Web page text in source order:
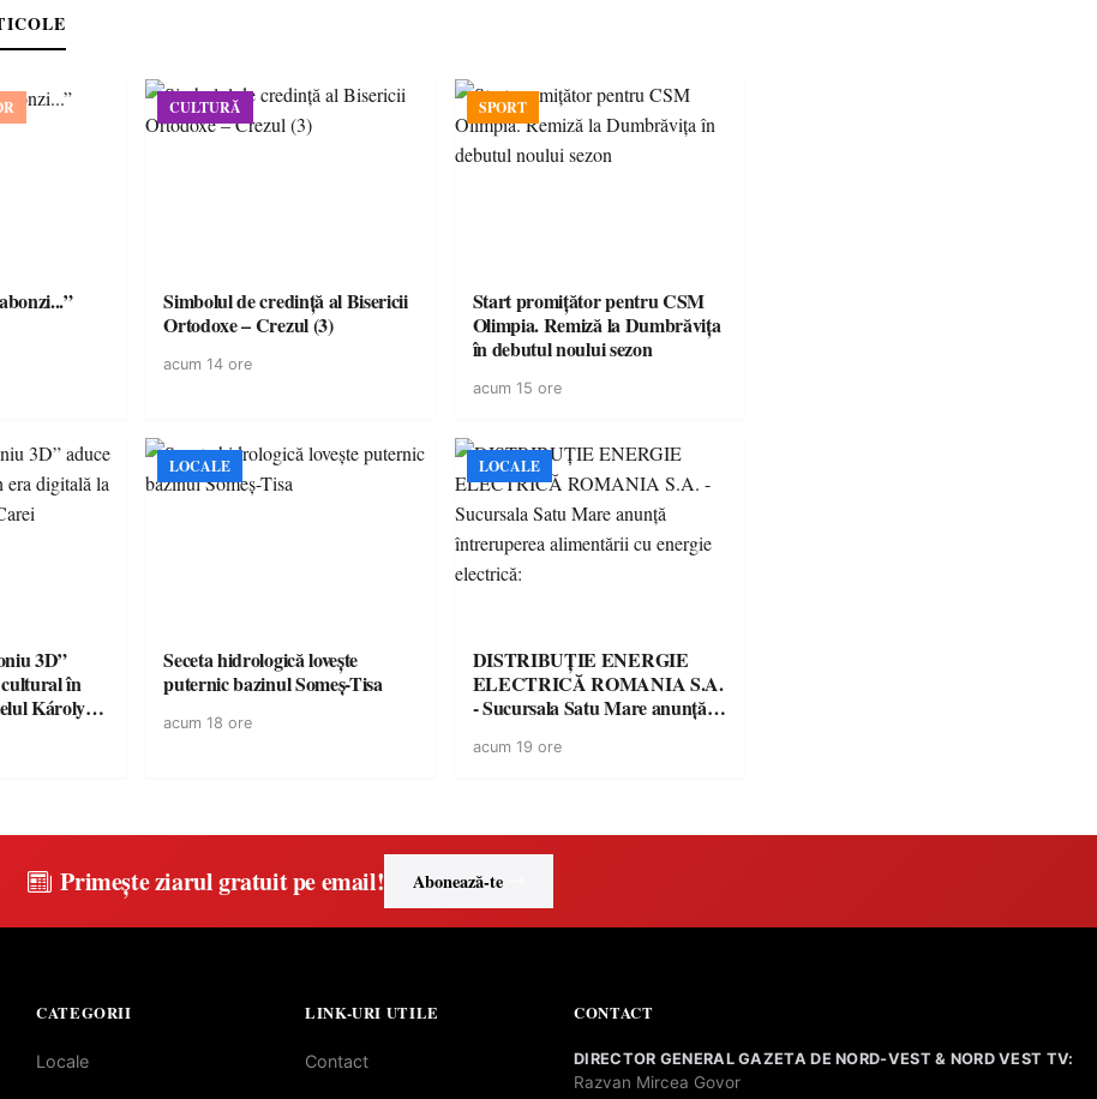
CULTURĂ
Simbolul de credinţă al Bisericii
Ortodoxe – Crezul (3)
acum 14 ore
SPORT
Start promițător pentru CSM
Olimpia. Remiză la Dumbrăvița
în debutul noului sezon
acum 15 ore
3D”
în
Károlyi
LOCALE
Seceta hidrologică lovește
puternic bazinul Someș-Tisa
acum 18 ore
LOCALE
DISTRIBUȚIE ENERGIE
ELECTRICĂ ROMANIA S.A.
- Sucursala Satu Mare anunţă
energie electrică:
acum 19 ore
Primește ziarul gratuit pe email! Abonează-te
CATEGORII
Locale
LINK-URI UTILE
Contact
CONTACT
DIRECTOR GENERAL GAZETA DE NORD-VEST & NORD VEST TV:
Razvan Mircea Govor